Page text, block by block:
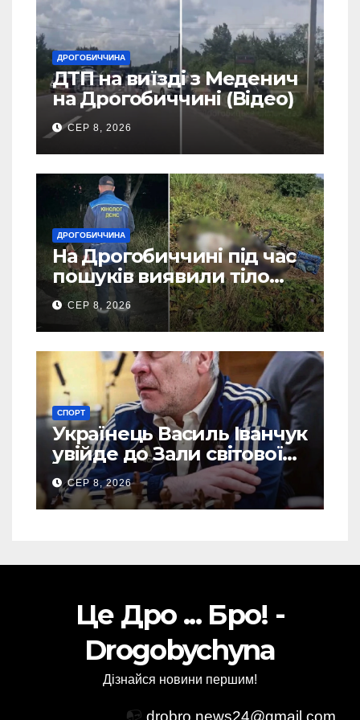
ДРОГОБИЧЧИНА
ДТП на виїзді з Меденич
на Дрогобиччині (Відео)
СЕР 8, 2026
ДРОГОБИЧЧИНА
На Дрогобиччині під час
пошуків виявили тіло
зниклого чоловіка (Фото)
СЕР 8, 2026
СПОРТ
Українець Василь Іванчук
увійде до Зали світової
шахової слави
СЕР 8, 2026
Це Дро ... Бро! -
Drogobychyna
Дізнайся новини першим!
📭 drobro.news24@gmail.com